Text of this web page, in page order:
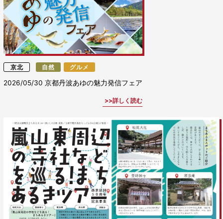
京北 自然 グルメ
2026/05/30京都丹波あゆの魅力発信フェア
詳しく読む